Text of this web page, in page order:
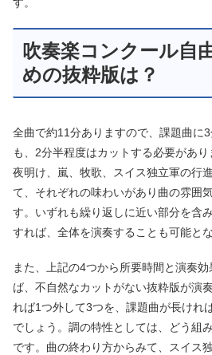
吹奏楽コンクール自
めの抜粋版は？
全曲で約11分ありますので、課題曲に
も、2分半程度はカットする必要があり
夜明け、嵐、牧歌、スイス独立軍の行
て、それぞれの味わいがあり曲の雰囲
す。いずれも繰り返しに近い部分を含
すれば、全体を演奏することも可能と
また、上記の4つから所要時間と演奏
ば、不自然なカットがない抜粋版が演
れば1つ外して3つを、課題曲が長けれ
でしょう。調の特性としては、どう組
です。曲の終わり方からみて、スイス